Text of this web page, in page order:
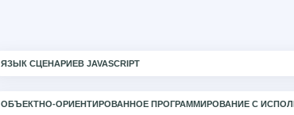
ЯЗЫК СЦЕНАРИЕВ JAVASCRIPT
ОБЪЕКТНО-ОРИЕНТИРОВАННОЕ ПРОГРАММИРОВАНИЕ С